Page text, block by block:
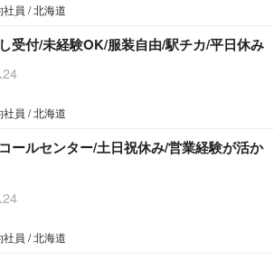
員 / 北海道
受付/未経験OK/服装自由/駅チカ/平日休み
員 / 北海道
ールセンター/土日祝休み/営業経験が活か
員 / 北海道